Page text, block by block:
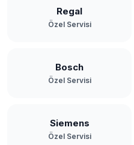
Regal
Özel Servisi
Bosch
Özel Servisi
Siemens
Özel Servisi